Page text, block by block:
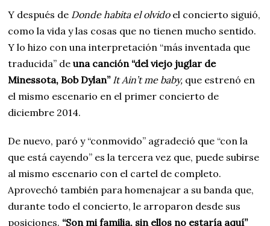
Y después de Donde habita el olvidoel concierto siguió,
como la vida y las cosas que no tienen mucho sentido.
Y lo hizo con una interpretación “más inventada que
traducida” deuna canción “del viejo juglar de
Minessota, Bob Dylan” It Ain’t me baby, que estrenó en
el mismo escenario en el primer concierto de
diciembre 2014.
De nuevo, paró y “conmovido” agradeció que “con la
que está cayendo” es la tercera vez que, puede subirse
al mismo escenario con el cartel de completo.
Aprovechó también para homenajear a su banda que,
durante todo el concierto, le arroparon desde sus
posiciones. “Son mi familia, sin ellos no estaría aquí”